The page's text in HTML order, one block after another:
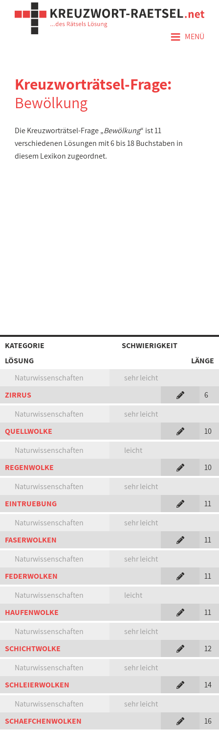
≡ MENÜ
Kreuzworträtsel-Frage:
Bewölkung
Die Kreuzworträtsel-Frage „Bewölkung“ ist 11
verschiedenen Lösungen mit 6 bis 18 Buchstaben in
diesem Lexikon zugeordnet.
KATEGORIE
SCHWIERIGKEIT
LÖSUNG
LÄNGE
Naturwissenschaften
sehr leicht
ZIRRUS
6
Naturwissenschaften
sehr leicht
QUELLWOLKE
10
Naturwissenschaften
leicht
REGENWOLKE
10
Naturwissenschaften
sehr leicht
EINTRUEBUNG
11
Naturwissenschaften
sehr leicht
FASERWOLKEN
11
Naturwissenschaften
sehr leicht
FEDERWOLKEN
11
Naturwissenschaften
leicht
HAUFENWOLKE
11
Naturwissenschaften
sehr leicht
SCHICHTWOLKE
12
Naturwissenschaften
sehr leicht
SCHLEIERWOLKEN
14
Naturwissenschaften
sehr leicht
SCHAEFCHENWOLKEN
16